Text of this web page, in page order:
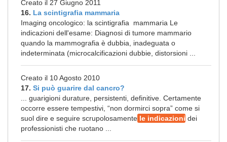
Creato il 27 Giugno 2011
16. La scintigrafia mammaria
Imaging oncologico: la scintigrafia mammaria Le
indicazioni dell'esame: Diagnosi di tumore mammario
quando la mammografia è dubbia, inadeguata o
indeterminata (microcalcificazioni dubbie, distorsioni ...
Creato il 10 Agosto 2010
17. Si può guarire dal cancro?
... guarigioni durature, persistenti, definitive. Certamente
occorre essere tempestivi, “non dormirci sopra” come si
suol dire e seguire scrupolosamente le indicazioni dei
professionisti che ruotano ...